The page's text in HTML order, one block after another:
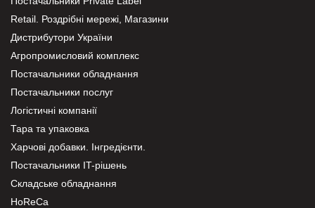
Retail. Роздрібні мережі, Магазини
Дистрибутори України
Агропромисловий комплекс
Постачальники обладнання
Постачальники послуг
Логістичні компанії
Тара та упаковка
Харчові добавки. Інгредієнти.
Постачальники IT-рішень
Складське обладнання
HoReCa